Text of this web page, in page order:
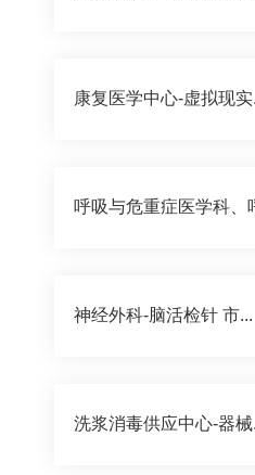
康复医学中心-虚拟现实
呼吸与危重症医学科、
神经外科-脑活检针 市...
洗浆消毒供应中心-器械